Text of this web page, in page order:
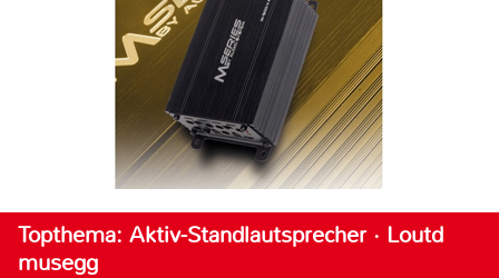
Topthema: Aktiv-Standlautsprecher · Loutd
musegg